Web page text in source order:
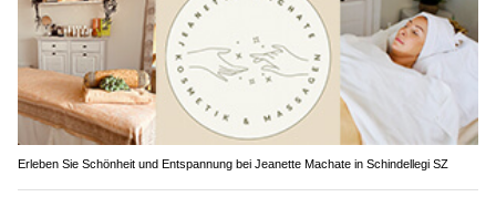
Erleben Sie Schönheit und Entspannung bei Jeanette Machate in Schindellegi SZ